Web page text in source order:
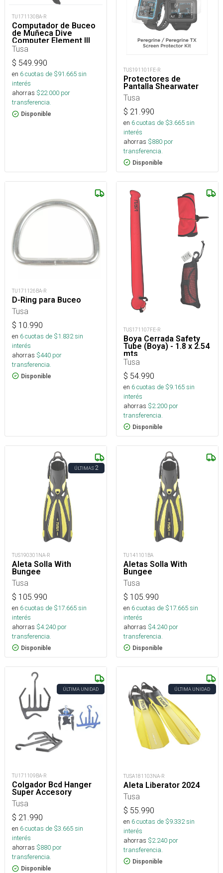
TU171130BA-R
Computador de Buceo
de Muñeca Dive
Computer Element III
Tusa
$ 549.990
en 6cuotas de $91.665sin
interés
ahorras $22.000 por
transferencia.
Disponible
TUS191101FE-R
Protectores de
Pantalla Shearwater
Tusa
$ 21.990
en 6cuotas de $3.665sin
interés
ahorras $880 por
transferencia.
Disponible
TU171126BA-R
D-Ring para Buceo
Tusa
$ 10.990
en 6cuotas de $1.832sin
interés
ahorras $440 por
transferencia.
Disponible
TUS171107FE-R
Boya Cerrada Safety
Tube (Boya) - 1.8 x 2.54
mts
Tusa
$ 54.990
en 6cuotas de $9.165sin
interés
ahorras $2.200 por
transferencia.
Disponible
ÚLTIMAS2
TUS190301NA-R
Aleta Solla With
Bungee
Tusa
$ 105.990
en 6cuotas de $17.665sin
interés
ahorras $4.240 por
transferencia.
Disponible
TU141101BA
Aletas Solla With
Bungee
Tusa
$ 105.990
en 6cuotas de $17.665sin
interés
ahorras $4.240 por
transferencia.
Disponible
ÚLTIMA UNIDAD
TU171109BA-R
Colgador Bcd Hanger
Super Accesory
Tusa
$ 21.990
en 6cuotas de $3.665sin
interés
ahorras $880 por
transferencia.
Disponible
ÚLTIMA UNIDAD
TUSA181103NA-R
Aleta Liberator 2024
Tusa
$ 55.990
en 6cuotas de $9.332sin
interés
ahorras $2.240 por
transferencia.
Disponible